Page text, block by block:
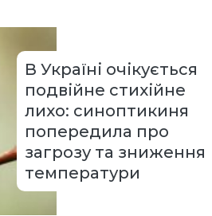
В Україні очікується
подвійне стихійне
лихо: синоптикиня
попередила про
загрозу та зниження
температури